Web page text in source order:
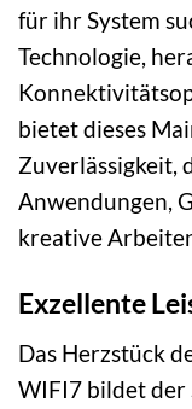
für ihr System
Technologie,
bietet dieses
Zuverlässigkeit,
Anwendungen,
kreative
Exzellente
Das Herzstück
WIFI7 bildet der